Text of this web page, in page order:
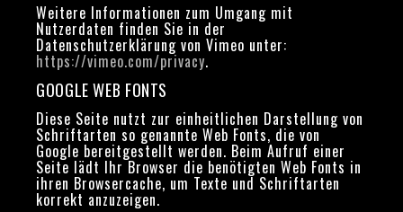
Weitere Informationen zum Umgang mit
Nutzerdaten finden Sie in der
Datenschutzerklärung von Vimeo unter:
https://vimeo.com/privacy.
GOOGLE WEB FONTS
Diese Seite nutzt zur einheitlichen Darstellung von
Schriftarten so genannte Web Fonts, die von
Google bereitgestellt werden. Beim Aufruf einer
Seite lädt Ihr Browser die benötigten Web Fonts in
ihren Browsercache, um Texte und Schriftarten
korrekt anzuzeigen.